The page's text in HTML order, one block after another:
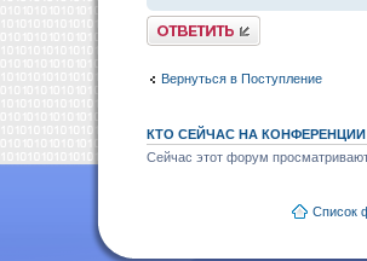
Ответить
Вернуться в Поступление
КТО СЕЙЧАС НА КОНФЕРЕНЦИИ
Сейчас этот форум
Список